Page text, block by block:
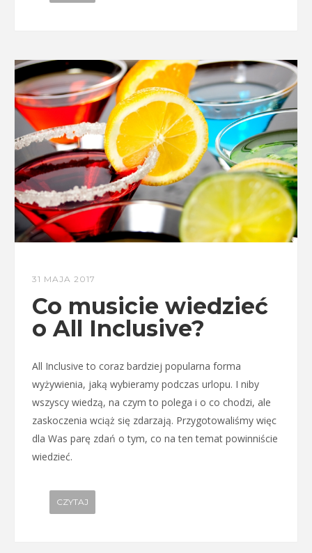
31 MAJA 2017
Co musicie wiedzieć
o All Inclusive?
All Inclusive to coraz bardziej popularna forma
wyżywienia, jaką wybieramy podczas urlopu. I niby
wszyscy wiedzą, na czym to polega i o co chodzi, ale
zaskoczenia wciąż się zdarzają. Przygotowaliśmy więc
dla Was parę zdań o tym, co na ten temat powinniście
wiedzieć.
CZYTAJ